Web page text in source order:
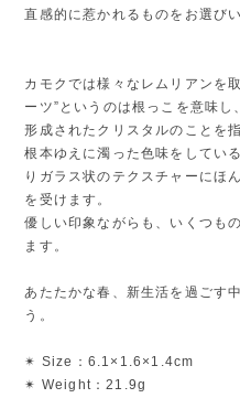
直感的に惹かれるものをお選び
カモクでは様々なレムリアンを
ーツ”というのは根っこを意味
形成されたクリスタルのことを指
根本ゆえに濁った色味をしてい
りガラス状のテクスチャーにほ
を受けます。
優しい印象ながらも、いくつも
ます。
あたたかな春、新生活を過ごす
う。
✴︎ Size：6.1×1.6×1.4cm
✴︎ Weight：21.9g